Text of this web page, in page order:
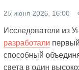
25 июня 2026, 16:00
Исследователи из
разработали
способный
света в один